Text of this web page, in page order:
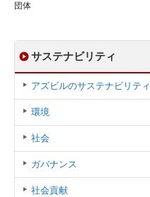
団体
サステナビリティ
アズビルのサステナビリティ
環境
社会
ガバナンス
社会貢献